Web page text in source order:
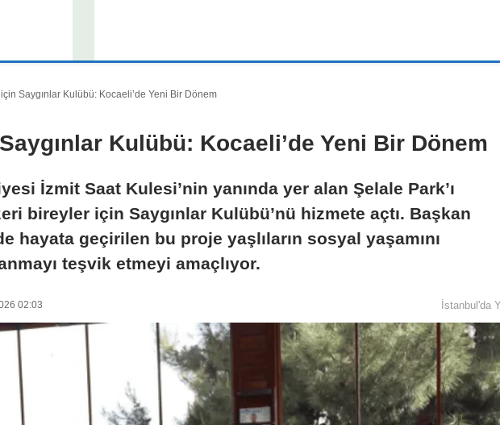
Saygınlar Kulübü: Kocaeli’de Yeni Bir Dönem
Kulübü: Kocaeli’de Yeni Bir Dönem
İzmit Saat Kulesi’nin yanında yer alan Şelale Park’ı
bireyler için Saygınlar Kulübü’nü hizmete açtı. Başkan
hayata geçirilen bu proje yaşlıların sosyal yaşamını
teşvik etmeyi amaçlıyor.
02:03 İstanbul'da